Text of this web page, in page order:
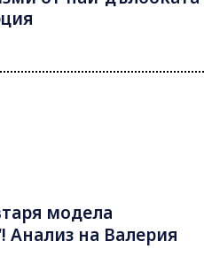
модела
Анализ на Валерия